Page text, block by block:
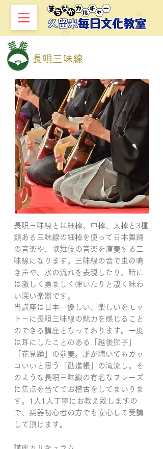
長唄三味線
長唄三味線とは細棹、中棹、太棹と3種
類ある三味線の細棹を使って日本舞踊
の音楽や、歌舞伎の音楽を演奏する三
味線になります。三味線の音で虫の鳴
き声や、水の流れを表現したり、時に
は激しく勇ましく弾いたりと凄く味わ
い深い楽器です。
当講座は日本一優しい、楽しいをモッ
トーに長唄三味線の魅力を感じること
のできる講座となっております。一度
は耳にしたことのある「越後獅子」
「花見踊」の前奏。誰が聴いてもカッ
コいいと思う「勧進帳」の滝流し。そ
のような長唄三味線の有名なフレーズ
に焦点を当ててお稽古をしてまいりま
す。1人1人丁寧にお教え致しますの
で、楽器初心者の方でも安心して受講
して頂けます。